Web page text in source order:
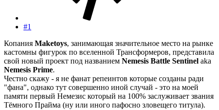
#1
Копания Maketoys, занимающая значительное место на рынке
кастомны фигурок по вселенной Трансформеров, представила
свой новый проект под названием Nemesis Battle Sentinel aka
Nemesis Prime.
Честно скажу - я не фанат репеинтов которые созданы ради
"фана", однако тут совершенно иной случай - это на моей
памяти первый Немезис который на 100% заслуживает звания
Тёмного Прайма (ну или иного пафосно зловещего титула).